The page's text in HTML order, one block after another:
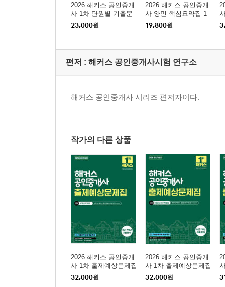
2026 해커스 공인중개
사 1차 단원별 기출문
제집 민법 및 민사특별
법 (양민)
23,000원
2026 해커스 공인중개
사 양민 핵심요약집 1
차 민법 및 민사특별법
+ 7개년 기출분석
19,800원
편저 : 해커스 공인중개사시험 연구소
해커스 공인중개사 시리즈 편저자이다.
작가의 다른 상품
2026 해커스 공인중개
사 1차 출제예상문제집
부동산학개론
32,000원
2026 해커스 공인중개
사 1차 출제예상문제집
민법 및 민사특별법(채
희대)
32,000원